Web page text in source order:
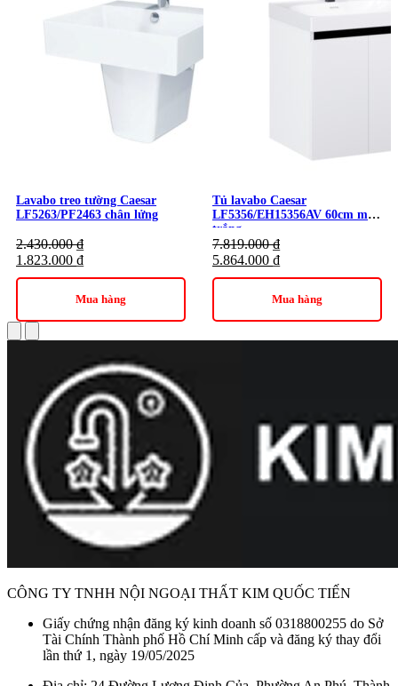
Lavabo treo tường Caesar
LF5263/PF2463 chân lửng
2.430.000₫
1.823.000 ₫
Mua hàng
Tủ lavabo Caesar
LF5356/EH15356AV 60cm màu
trắng
7.819.000₫
5.864.000 ₫
Mua hàng
CÔNG TY TNHH NỘI NGOẠI THẤT KIM QUỐC TIẾN
Giấy chứng nhận đăng ký kinh doanh số 0318800255 do Sở
Tài Chính Thành phố Hồ Chí Minh cấp và đăng ký thay đổi
lần thứ 1, ngày 19/05/2025